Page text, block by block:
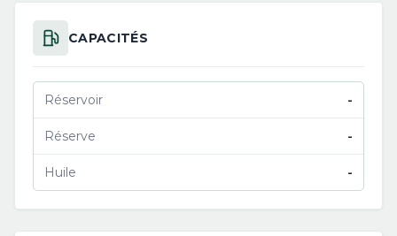
CAPACITÉS
Réservoir -
Réserve -
Huile -